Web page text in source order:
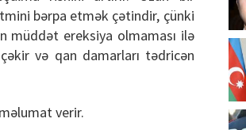
bərpa etmək çətindir, çünki
müddət ereksiya olmaması ilə
və qan damarları tədricən
verir.